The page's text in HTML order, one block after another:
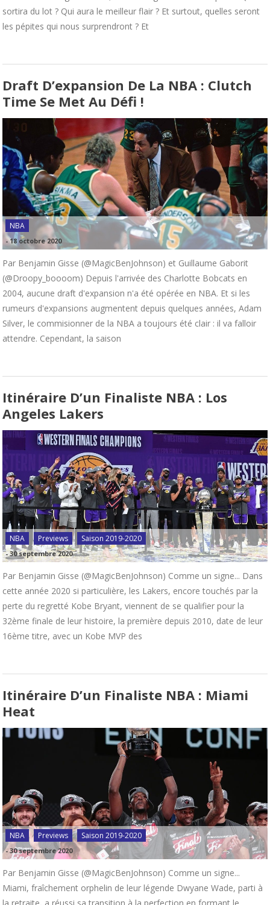
sortira du lot ? Qui aura le meilleur flair ? Et surtout, quelles seront
les pépites qui nous surprendront ? Et
Draft D’expansion De La NBA : Clutch
Time Se Met Au Défi !
NBA
-18 octobre 2020
Par Benjamin Gisse (@MagicBenJohnson) et Guillaume Gaborit
(@Droopy_boooom) Depuis l'arrivée des Charlotte Bobcats en
2004, aucune draft d'expansion n'a été opérée en NBA. Et si les
rumeurs d'expansions augmentent depuis quelques années, Adam
Silver, le commisionner de la NBA a toujours été clair : il va falloir
attendre. Cependant, la saison
Itinéraire D’un Finaliste NBA : Los
Angeles Lakers
NBA Previews Saison 2019-2020
-30 septembre 2020
Par Benjamin Gisse (@MagicBenJohnson) Comme un signe... Dans
cette année 2020 si particulière, les Lakers, encore touchés par la
perte du regretté Kobe Bryant, viennent de se qualifier pour la
32ème finale de leur histoire, la première depuis 2010, date de leur
16ème titre, avec un Kobe MVP des
Itinéraire D’un Finaliste NBA : Miami
Heat
NBA Previews Saison 2019-2020
-30 septembre 2020
Par Benjamin Gisse (@MagicBenJohnson) Comme un signe...
Miami, fraîchement orphelin de leur légende Dwyane Wade, parti à